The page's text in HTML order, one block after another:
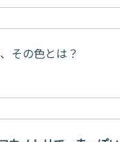
その色とは？